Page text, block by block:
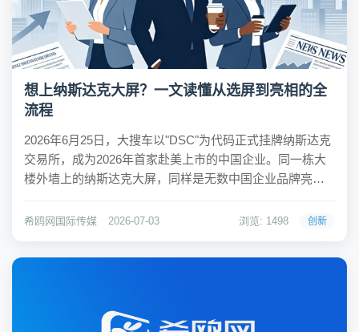
想上纳斯达克大屏？一文读懂从选屏到亮相的全
流程
2026年6月25日，大搜车以"DSC"为代码正式挂牌纳斯达克
交易所，成为2026年首家赴美上市的中国企业。同一栋大
楼外墙上的纳斯达克大屏，同样是无数中国企业品牌亮相
月全球热销的车载吸尘器品牌爱图腾，再到5月中国品牌日
希鸥网国际传媒 2026-07-03 浏览: 1498 创新